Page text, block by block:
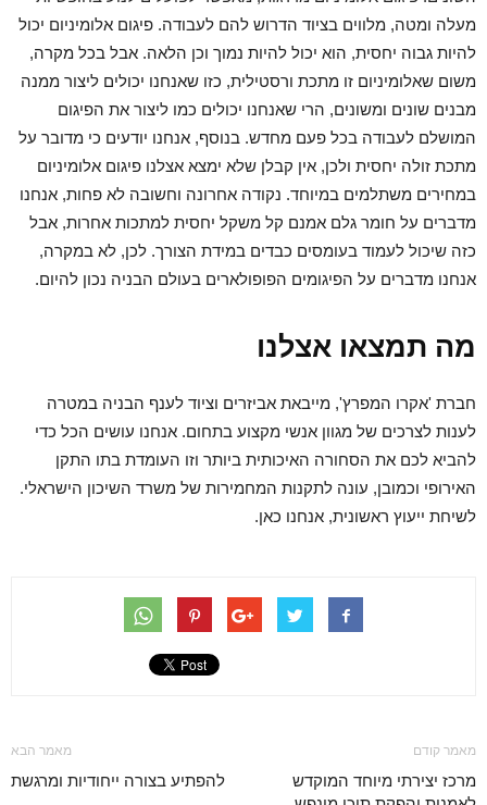
מעלה ומטה, מלווים בציוד הדרוש להם לעבודה. פיגום אלומיניום יכול
להיות גבוה יחסית, הוא יכול להיות נמוך וכן הלאה. אבל בכל מקרה,
משום שאלומיניום זו מתכת ורסטילית, כזו שאנחנו יכולים ליצור ממנה
מבנים שונים ומשונים, הרי שאנחנו יכולים כמו ליצור את הפיגום
המושלם לעבודה בכל פעם מחדש. בנוסף, אנחנו יודעים כי מדובר על
מתכת זולה יחסית ולכן, אין קבלן שלא ימצא אצלנו פיגום אלומיניום
במחירים משתלמים במיוחד. נקודה אחרונה וחשובה לא פחות, אנחנו
מדברים על חומר גלם אמנם קל משקל יחסית למתכות אחרות, אבל
כזה שיכול לעמוד בעומסים כבדים במידת הצורך. לכן, לא במקרה,
אנחנו מדברים על הפיגומים הפופולארים בעולם הבניה נכון להיום.
מה תמצאו אצלנו
חברת 'אקרו המפרץ', מייבאת אביזרים וציוד לענף הבניה במטרה
לענות לצרכים של מגוון אנשי מקצוע בתחום. אנחנו עושים הכל כדי
להביא לכם את הסחורה האיכותית ביותר וזו העומדת בתו התקן
האירופי וכמובן, עונה לתקנות המחמירות של משרד השיכון הישראלי.
לשיחת ייעוץ ראשונית, אנחנו כאן.
מאמר קודם
מרכז יצירתי מיוחד המוקדש
מאמר הבא
להפתיע בצורה ייחודיות ומרגשת